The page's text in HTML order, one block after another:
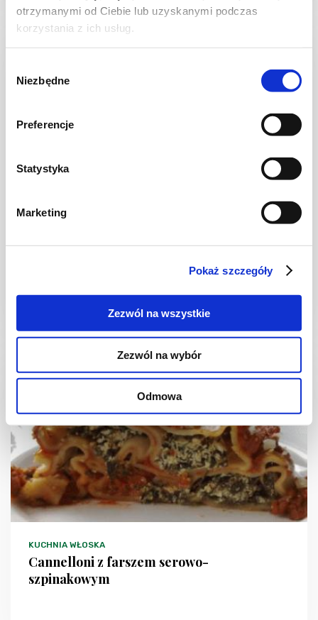
otrzymanymi od Ciebie lub uzyskanymi podczas
korzystania z ich usług.
zgody
Niezbędne
Preferencje
Statystyka
Marketing
Pokaż szczegóły
Zezwól na wszystkie
Zezwól na wybór
Odmowa
CIASTA I TORTY
3269 kcal
KUCHNIA WŁOSKA
Cannelloni z farszem serowo-
szpinakowym